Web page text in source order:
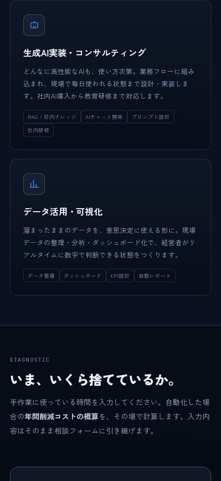
生成AI実装・コンサルティング
どんなに高性能なAIも、使い方次第。業務フローに組み
込まれ、現場で毎日使われる状態まで設計・実装しま
す。社内AI導入から教育研修まで対応します。
RAG / 社内ナレッジ AIチャット開発
プロンプト設計
社内研修
データ活用・可視化
溜まったままのデータを、意思決定に使える形に。現場
データの整理・分析・ダッシュボード化で、経営者がリ
アルタイムに数字で判断できる状態をつくります。
データ整備 ダッシュボード KPI設計 自動レポート
DIAGNOSTIC
いま、いくら捨てているか。
手作業に使っている時間を入力してください。自動化した場
合の年間削減コストの概算を、その場で計算します。入力内
容はそのまま相談フォームに引き継げます。